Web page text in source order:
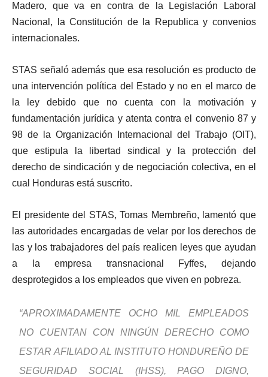
Madero, que va en contra de la Legislación Laboral
Nacional, la Constitución de la Republica y convenios
internacionales.
STAS señaló además que esa resolución es producto de
una intervención política del Estado y no en el marco de
la ley debido que no cuenta con la motivación y
fundamentación jurídica y atenta contra el convenio 87 y
98 de la Organización Internacional del Trabajo (OIT),
que estipula la libertad sindical y la protección del
derecho de sindicación y de negociación colectiva, en el
cual Honduras está suscrito.
El presidente del STAS, Tomas Membreño, lamentó que
las autoridades encargadas de velar por los derechos de
las y los trabajadores del país realicen leyes que ayudan
a la empresa transnacional Fyffes, dejando
desprotegidos a los empleados que viven en pobreza.
“APROXIMADAMENTE OCHO MIL EMPLEADOS
NO CUENTAN CON NINGÚN DERECHO COMO
ESTAR AFILIADO AL INSTITUTO HONDUREÑO DE
SEGURIDAD SOCIAL (IHSS), PAGO DIGNO,